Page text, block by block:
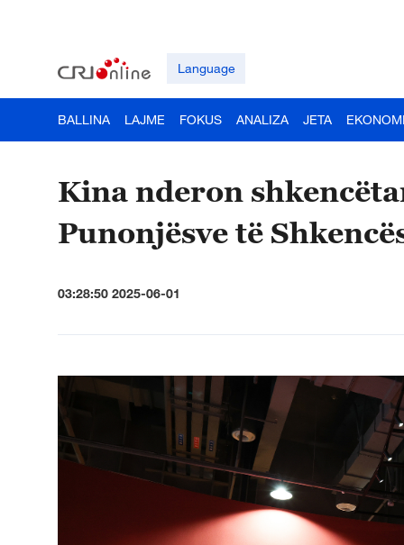
Language
BALLINA LAJME FOKUS ANALIZA JETA
Kina nderon
Punonjësve të
03:28:50 2025-06-01